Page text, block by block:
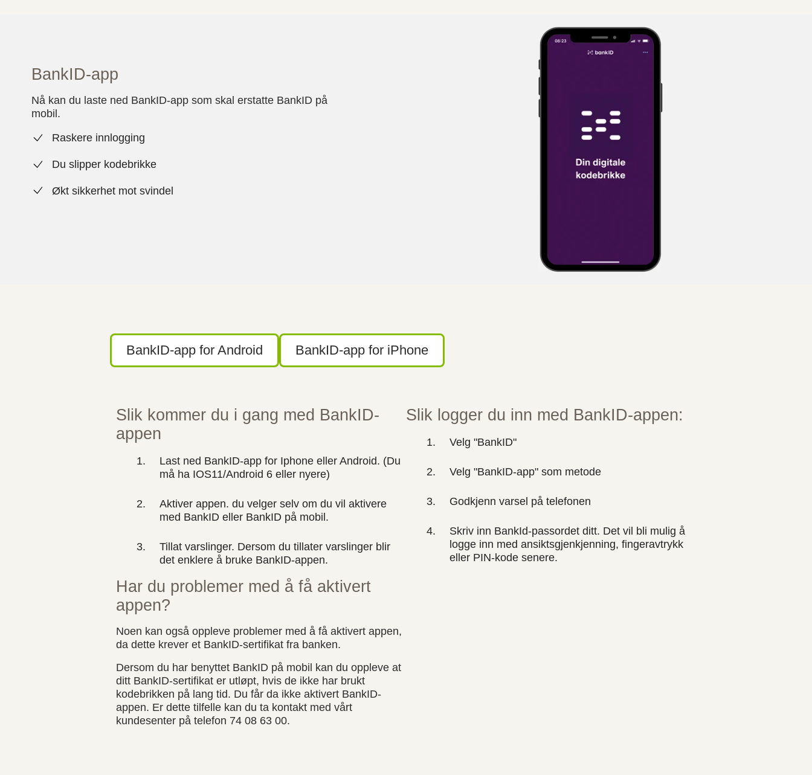
BankID-app
Nå kan du laste ned BankID-app som skal erstatte BankID på
mobil.
Raskere innlogging
Du slipper kodebrikke
Økt sikkerhet mot svindel
BankID-app for Android BankID-app for iPhone
Slik kommer du i gang med BankID-
appen
Last ned BankID-app for Iphone eller Android. (Du
må ha IOS11/Android 6 eller nyere)
Aktiver appen. du velger selv om du vil aktivere
med BankID eller BankID på mobil.
Tillat varslinger. Dersom du tillater varslinger blir
det enklere å bruke BankID-appen.
Har du problemer med å få aktivert
appen?
Noen kan også oppleve problemer med å få aktivert appen,
da dette krever et BankID-sertifikat fra banken.
Dersom du har benyttet BankID på mobil kan du oppleve at
ditt BankID-sertifikat er utløpt, hvis de ikke har brukt
kodebrikken på lang tid. Du får da ikke aktivert BankID-
appen. Er dette tilfelle kan du ta kontakt med vårt
kundesenter på telefon 74 08 63 00.
Slik logger du inn med BankID-appen:
Velg "BankID"
Velg "BankID-app" som metode
Godkjenn varsel på telefonen
Skriv inn BankId-passordet ditt. Det vil bli mulig å
logge inn med ansiktsgjenkjenning, fingeravtrykk
eller PIN-kode senere.